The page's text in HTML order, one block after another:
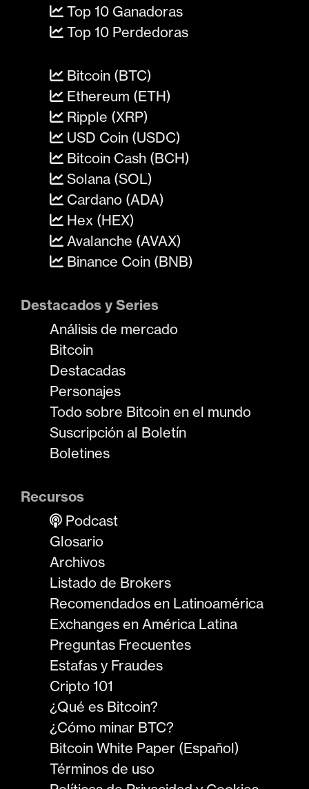
Top 10 Ganadoras
Top 10 Perdedoras
Bitcoin (BTC)
Ethereum (ETH)
Ripple (XRP)
USD Coin (USDC)
Bitcoin Cash (BCH)
Solana (SOL)
Cardano (ADA)
Hex (HEX)
Avalanche (AVAX)
Binance Coin (BNB)
Destacados y Series
Análisis de mercado
Bitcoin
Destacadas
Personajes
Todo sobre Bitcoin en el mundo
Suscripción al Boletín
Boletines
Recursos
Podcast
Glosario
Archivos
Listado de Brokers
Recomendados en Latinoamérica
Exchanges en América Latina
Preguntas Frecuentes
Estafas y Fraudes
Cripto 101
¿Qué es Bitcoin?
¿Cómo minar BTC?
Bitcoin White Paper (Español)
Términos de uso